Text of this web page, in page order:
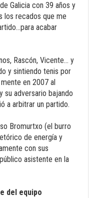
Galicia con 39 años y
los recados que me
acabar
Rascón, Vicente… y
y sintiendo tenis por
en 2007 al
su adversario bajando
a arbitrar un partido.
Bromurtxo (el burro
de energía y
con sus
asistente en la
del equipo